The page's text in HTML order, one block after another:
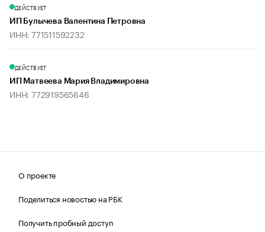
ДЕЙСТВУЕТ
ИП Булычева Валентина Петровна
ИНН: 771511592232
ДЕЙСТВУЕТ
ИП Матвеева Мария Владимировна
ИНН: 772919565646
О проекте
Поделиться новостью на РБК
Получить пробный доступ